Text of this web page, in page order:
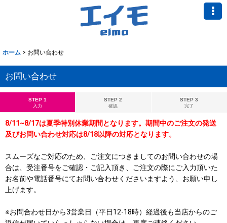
ホーム > お問い合わせ
お問い合わせ
STEP 1
入力
STEP 2
確認
STEP 3
完了
8/11~8/17は夏季特別休業期間となります。期間中のご注文の発送
及びお問い合わせ対応は8/18以降の対応となります。
スムーズなご対応のため、ご注文につきましてのお問い合わせの場
合は、受注番号をご確認・ご記入頂き、ご注文の際にご入力頂いた
お名前や電話番号にてお問い合わせくださいますよう、お願い申し
上げます。
※お問合わせ日から3営業日（平日12-18時）経過後も当店からのご